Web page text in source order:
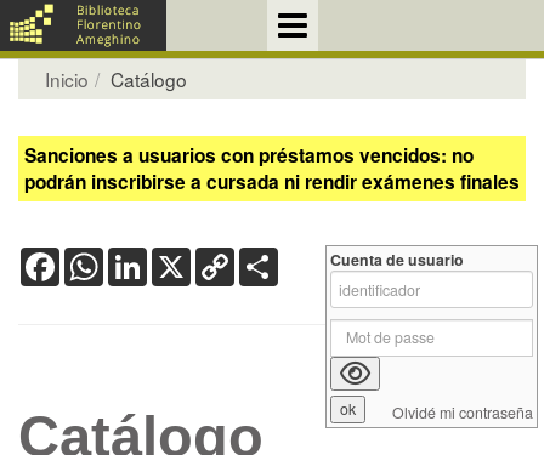
Inicio Catálogo
Sanciones a usuarios con préstamos vencidos: no
podrán inscribirse a cursada ni rendir exámenes finales
FacebookWhatsApp
LinkedIn
X Copy
Link
Catálogo
Cuenta de usuario
Olvidé mi contraseña